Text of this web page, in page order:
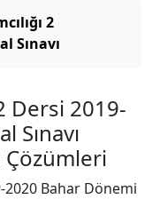
2
Sınavı
Dersi 2019-
Sınavı
Çözümleri
2020 Bahar Dönemi